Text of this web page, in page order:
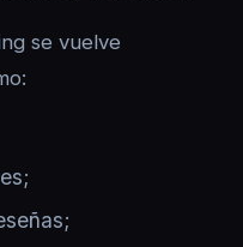
se vuelve